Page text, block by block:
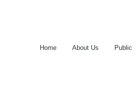
Home About Us Public